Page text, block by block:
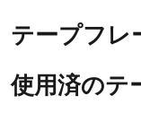
テープフレ
使用済のテ